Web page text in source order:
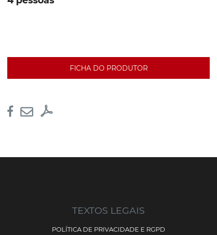
FICHA DO PRODUTOR
TEXTOS LEGAIS
POLÍTICA DE PRIVACIDADE E RGPD